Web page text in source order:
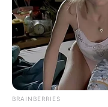
BRAINBERRIES